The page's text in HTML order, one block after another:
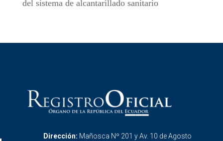
del sistema de alcantarillado sanitario
Dirección: Mañosca Nº 201 y Av. 10 de Agosto